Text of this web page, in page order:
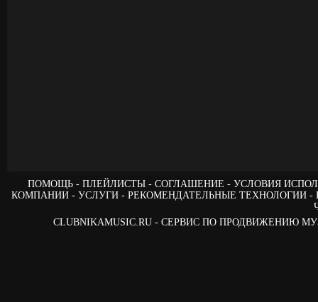
ПОМОЩЬ ПЛЕЙЛИСТЫ СОГЛАШЕНИЕ
УСЛОВИЯ
КОМПАНИИ
УСЛУГИ РЕКОМЕНДАТЕЛЬНЫЕ ТЕХНОЛОГИИ
CLUBNIKAMUSIC.RU - СЕРВИС ПО ПРОДВИЖЕНИЮ